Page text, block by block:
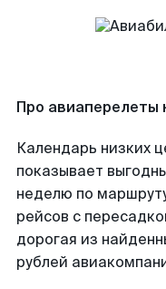
Про авиаперелеты
Календарь низких
показывает
неделю по
рейсов с
дорогая из
рублей